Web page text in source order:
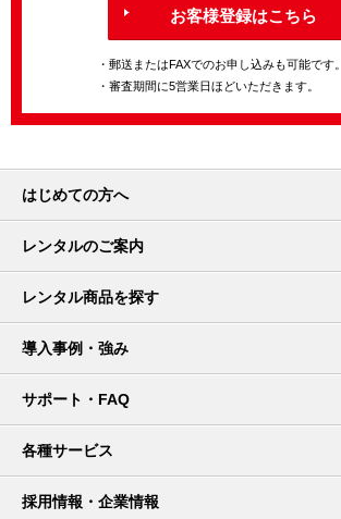
お客様登録はこちら
・郵送またはFAXでのお申し込みも可能です。
・審査期間に5営業日ほどいただきます。
はじめての方へ
レンタルのご案内
レンタル商品を探す
導入事例・強み
サポート・FAQ
各種サービス
採用情報・企業情報